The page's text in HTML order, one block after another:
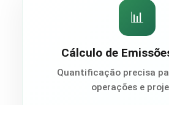
📊
Cálculo de
Quantificação precisa
operações e